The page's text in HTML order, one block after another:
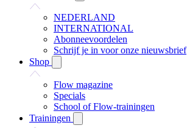
NEDERLAND
INTERNATIONAL
Abonneevoordelen
Schrijf je in voor onze nieuwsbrief
Shop
Flow magazine
Specials
School of Flow-trainingen
Trainingen